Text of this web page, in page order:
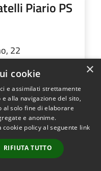
Piario PS
22
PS Generale...
Romano L.
×
cookie
e assimilati strettamente
alla navigazione del sito,
al solo fine di elaborare
e anonime.
policy al seguente link
RIFIUTA TUTTO